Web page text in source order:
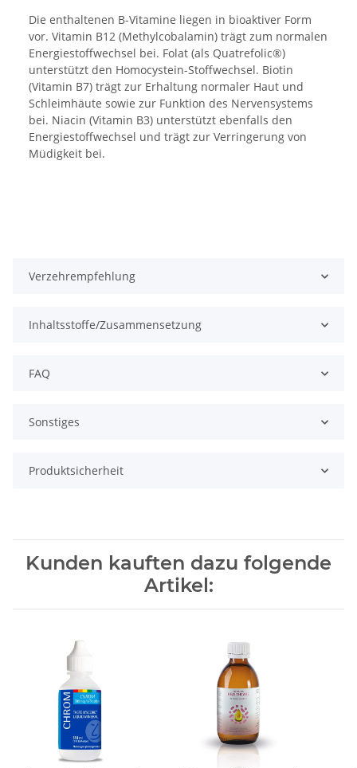
Die enthaltenen B-Vitamine liegen in bioaktiver Form
vor. Vitamin B12 (Methylcobalamin) trägt zum normalen
Energiestoffwechsel bei. Folat (als Quatrefolic®)
unterstützt den Homocystein-Stoffwechsel. Biotin
(Vitamin B7) trägt zur Erhaltung normaler Haut und
Schleimhäute sowie zur Funktion des Nervensystems
bei. Niacin (Vitamin B3) unterstützt ebenfalls den
Energiestoffwechsel und trägt zur Verringerung von
Müdigkeit bei.
Verzehrempfehlung
Inhaltsstoffe/Zusammensetzung
FAQ
Sonstiges
Produktsicherheit
Kunden kauften dazu folgende
Artikel: